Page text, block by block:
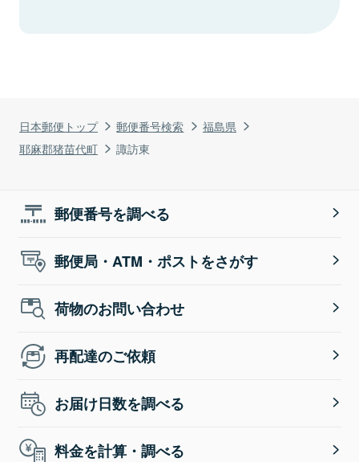
日本郵便トップ 郵便番号検索
福島県
耶麻郡猪苗代町
諏訪東
郵便番号を調べる
郵便局・ATM・ポストをさがす
荷物のお問い合わせ
再配達のご依頼
お届け日数を調べる
料金を計算・調べる